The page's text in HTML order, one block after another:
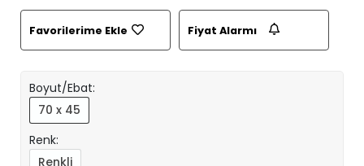
Favorilerime Ekle Fiyat Alarmı
Boyut/Ebat:
70 x 45
Renk:
Renkli